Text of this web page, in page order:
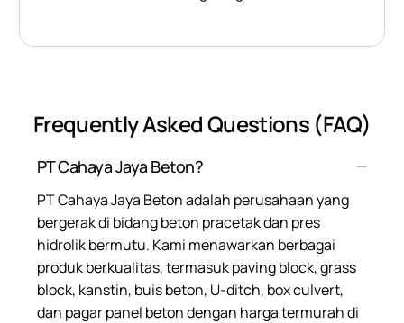
Frequently Asked Questions (FAQ)
PT Cahaya Jaya Beton?
PT Cahaya Jaya Beton adalah perusahaan yang
bergerak di bidang beton pracetak dan pres
hidrolik bermutu. Kami menawarkan berbagai
produk berkualitas, termasuk paving block, grass
block, kanstin, buis beton, U-ditch, box culvert,
dan pagar panel beton dengan harga termurah di